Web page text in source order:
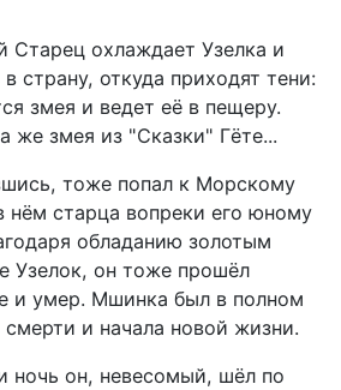
Старец охлаждает Узелка и
страну, откуда приходят тени:
змея и ведет её в пещеру.
же змея из "Сказки" Гëте...
тоже попал к Морскому
нём старца вопреки его юному
обладанию золотым
Узелок, он тоже прошёл
и умер. Мшинка был в полном
смерти и начала новой жизни.
ночь он, невесомый, шёл по